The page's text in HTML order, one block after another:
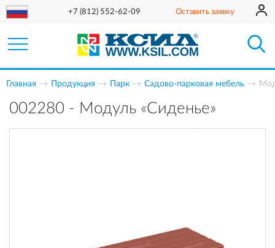
+7 (812) 552-62-09 Оставить заявку
Главная Продукция Парк Садово-парковая мебель
002280 - Модуль «Сиденье»